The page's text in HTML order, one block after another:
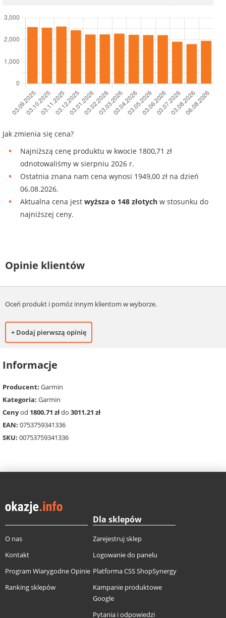
Jak zmienia się cena?
Najniższą cenę produktu w kwocie 1800,71 zł
odnotowaliśmy w sierpniu 2026 r.
Ostatnia znana nam cena wynosi 1949,00 zł na dzień
06.08.2026.
Aktualna cena jest wyższa o 148 złotych w stosunku do
najniższej ceny.
Opinie klientów
Oceń produkt i pomóż innym klientom w wyborze.
+ Dodaj pierwszą opinię
Informacje
Producent: Garmin
Kategoria: Garmin
Cenyod 1800.71 złdo 3011.21 zł
EAN: 0753759341336
SKU: 00753759341336
O nas
Kontakt
Program Wiarygodne Opinie
Ranking sklepów
Dla sklepów
Zarejestruj sklep
Logowanie do panelu
Platforma CSS ShopSynergy
Kampanie produktowe
Google
Pytania i odpowiedzi